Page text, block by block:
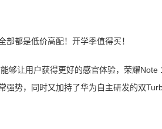
够让用户获得更好的感官体验，荣耀
强势，同时又加持了华为自主研发的双